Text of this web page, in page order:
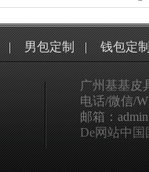
| 男包定制 | 钱包定
广州基基皮
电话/微信/
邮箱：
De网站中国